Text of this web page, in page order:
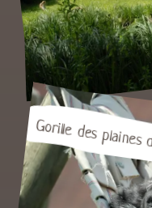
Gorille des